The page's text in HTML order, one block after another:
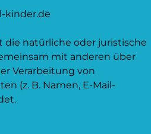
kinder.de
die natürliche oder juristische
mit anderen über
Verarbeitung von
(z. B. Namen, E-Mail-